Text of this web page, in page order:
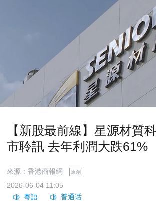
【新股最前線】星源材質
市聆訊 去年利潤大跌61%
來源：香港商報網 原創
2026-06-04 11:05